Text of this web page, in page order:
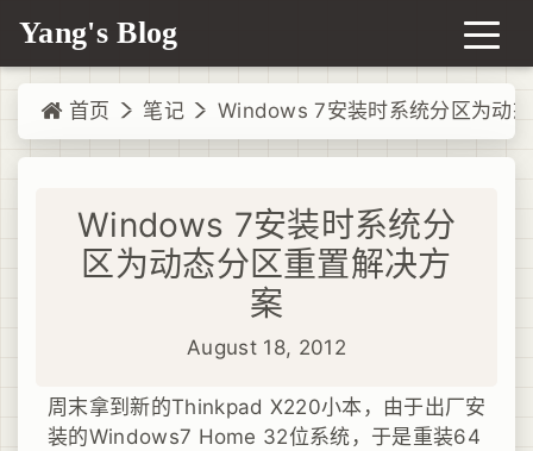
Yang's Blog
首页 笔记 Windows 7安装时系统分区为动
Windows 7安装时系统分
区为动态分区重置解决方
案
August 18, 2012
周末拿到新的Thinkpad X220小本，由于出厂安
装的Windows7 Home 32位系统，于是重装64